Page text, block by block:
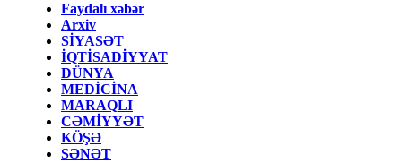
Faydalı xəbər
Arxiv
SİYASƏT
İQTİSADİYYAT
DÜNYA
MEDİCİNA
MARAQLI
CƏMİYYƏT
KÖŞƏ
SƏNƏT